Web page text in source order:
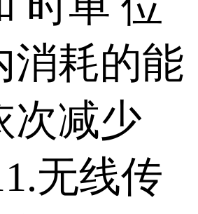
消耗的能
次减少
无线传